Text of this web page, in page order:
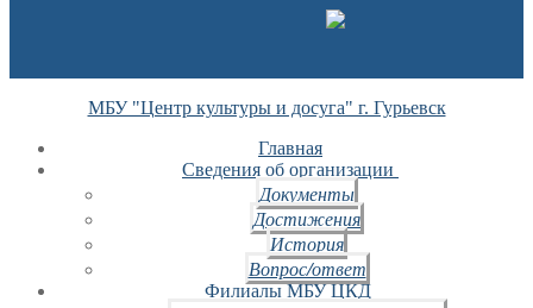
МБУ "Центр культуры и досуга" г. Гурьевск
Главная
Сведения об организации
Документы
Достижения
История
Вопрос/ответ
Филиалы МБУ ЦКД